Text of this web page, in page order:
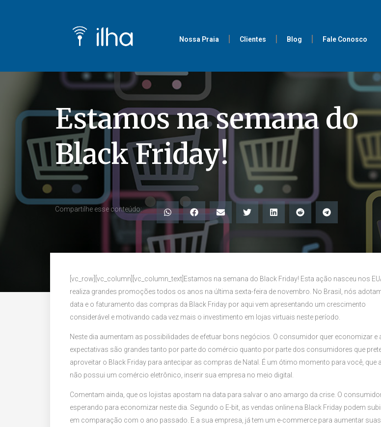
Nossa Praia Clientes Blog Fale Conosco
Estamos na semana do
Black Friday!
Compartilhe esse conteúdo:
[vc_row][vc_column][vc_column_text]Estamos na semana do Black Friday! Esta ação nasceu nos
realiza grandes promoções todos os anos na última sexta-feira de novembro. No Brasil, nós
data e o faturamento das compras da Black Friday por aqui vem apresentando um crescimento
considerável e motivando cada vez mais o investimento em lojas virtuais neste período.
Neste dia aumentam as possibilidades de efetuar bons negócios. O consumidor quer economizar e
expectativas são grandes tanto por parte do comércio quanto por parte dos consumidores que
aproveitar o Black Friday para antecipar as compras de Natal. É um ótimo momento para você, que
não possui um comércio eletrônico, inserir sua empresa no meio digital.
Comentam ainda, que os lojistas apostam na data para salvar o ano amargo da crise. O
esperando para economizar neste dia. Segundo o E-bit, as vendas online na Black Friday podem
em comparação com o ano passado. E a sua empresa, já tem um e-commerce para aumentar suas